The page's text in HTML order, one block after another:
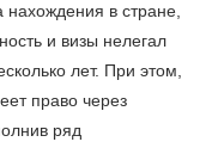
в стране,
и визы нелегал
лет. При этом,
право через
ряд